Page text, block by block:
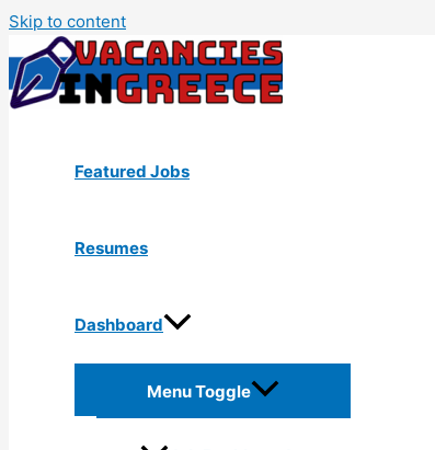
Skip to content
Featured Jobs
Resumes
Dashboard
Menu Toggle